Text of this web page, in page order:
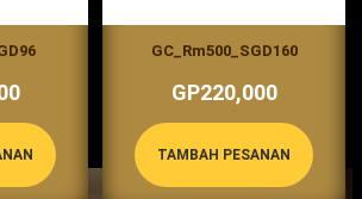
GC_Rm500_SGD160
GP220,000
TAMBAH PESANAN